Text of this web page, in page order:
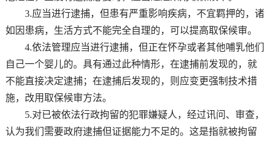
3.应当进行逮捕，但患有严重影响疾病，不宜羁押的，诸
如因患病，生活方式不能完全自理的，可以提高取保候审。
4.依法管理应当进行逮捕，但正在怀孕或者其他哺乳他们
自己一个婴儿的。具有通过此种情形，在逮捕前发现的，就
不能直接决定逮捕；在逮捕后发现的，则应变更强制技术措
施，改用取保候审方法。
5.对已被依法行政拘留的犯罪嫌疑人，经过讯问、审查，
认为我们需要政府逮捕但证据能力不足的。这是指就被拘留